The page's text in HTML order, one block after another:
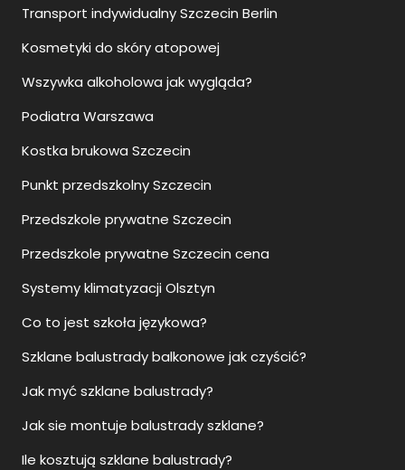
Transport indywidualny Szczecin Berlin
Kosmetyki do skóry atopowej
Wszywka alkoholowa jak wygląda?
Podiatra Warszawa
Kostka brukowa Szczecin
Punkt przedszkolny Szczecin
Przedszkole prywatne Szczecin
Przedszkole prywatne Szczecin cena
Systemy klimatyzacji Olsztyn
Co to jest szkoła językowa?
Szklane balustrady balkonowe jak czyścić?
Jak myć szklane balustrady?
Jak sie montuje balustrady szklane?
Ile kosztują szklane balustrady?